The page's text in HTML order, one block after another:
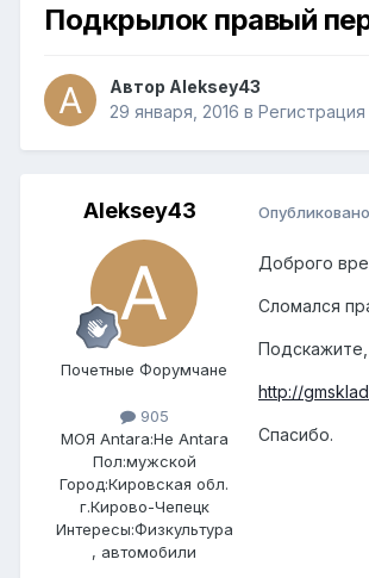
Подкрылок правый
Автор Aleksey43
29 января, 2016 в
Aleksey43
Почетные Форумчане
905
МОЯ Antara:Не Antara
Пол:мужской
Город:Кировская обл.
г.Кирово-Чепецк
Интересы:Физкультура
, автомобили
Опубликовано
Доброго
Сломался
Подскажите,
http://
Спасибо.